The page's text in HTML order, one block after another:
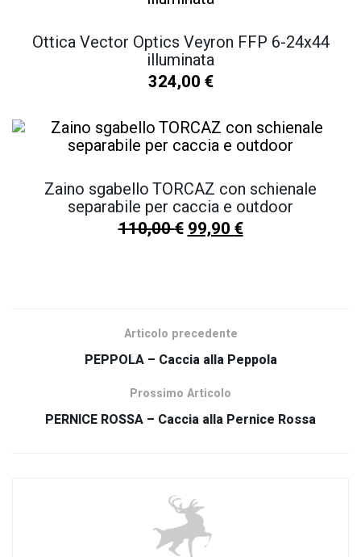
Ottica Vector Optics Veyron FFP 6-24x44
illuminata
324,00 €
Zaino sgabello TORCAZ con schienale
separabile per caccia e outdoor
110,00€99,90€
Articolo precedente
PEPPOLA – Caccia alla Peppola
Prossimo Articolo
PERNICE ROSSA – Caccia alla Pernice Rossa